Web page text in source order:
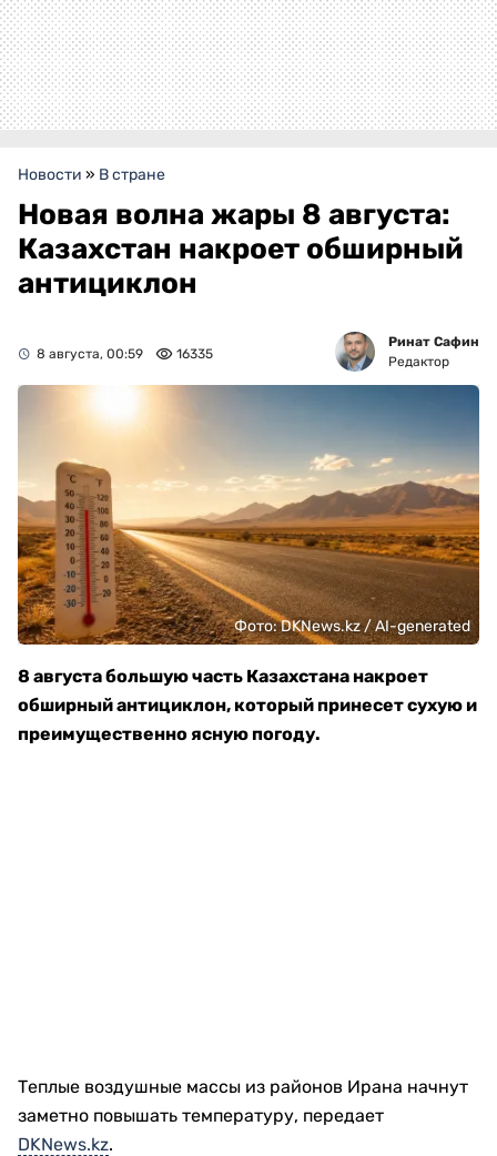
Новости » В стране
Новая волна жары 8 августа:
Казахстан накроет обширный
антициклон
8 августа, 00:59 16335
Ринат Сафин
Редактор
Фото: DKNews.kz / AI-generated
8 августа большую часть Казахстана накроет
обширный антициклон, который принесет сухую и
преимущественно ясную погоду.
Теплые воздушные массы из районов Ирана начнут
заметно повышать температуру, передает
DKNews.kz.